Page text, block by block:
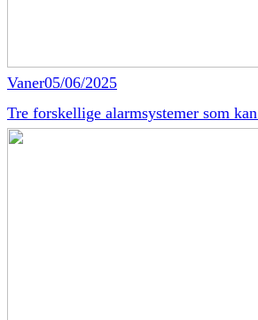
Vaner05/06/2025
Tre forskellige alarmsystemer som